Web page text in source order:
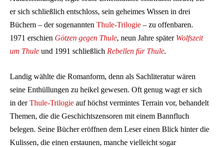
er sich schließlich entschloss, sein geheimes Wissen in drei
Büchern – der sogenannten Thule-Trilogie – zu offenbaren.
1971 erschien Götzen gegen Thule, neun Jahre später Wolfszeit
um Thule und 1991 schließlich Rebellen für Thule.
Landig wählte die Romanform, denn als Sachliteratur wären
seine Enthüllungen zu heikel gewesen. Oft genug wagt er sich
in derThule-Trilogie auf höchst vermintes Terrain vor, behandelt
Themen, die die Geschichtszensoren mit einem Bannfluch
belegen. Seine Bücher eröffnen dem Leser einen Blick hinter die
Kulissen, die einen erstaunen, manche vielleicht sogar